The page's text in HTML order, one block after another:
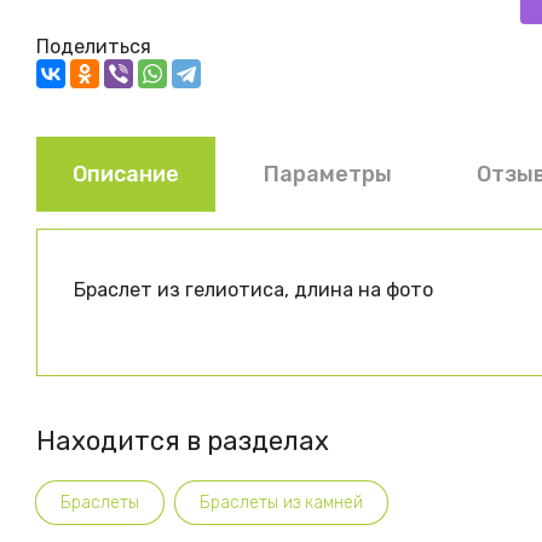
Поделиться
Описание Параметры
Браслет из гелиотиса, длина на фото
Находится в разделах
Браслеты Браслеты из камней